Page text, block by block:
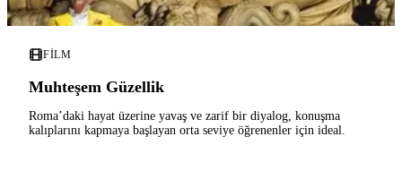
FILM
Muhteşem Güzellik
Roma’daki hayat üzerine yavaş ve zarif bir diyalog, konuşma
kalıplarını kapmaya başlayan orta seviye öğrenenler için ideal.